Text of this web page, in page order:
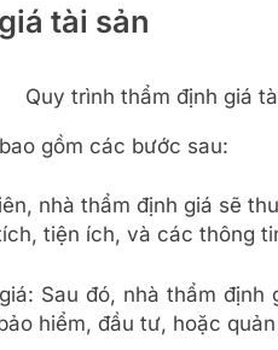
tài sản
Quy trình thẩm định giá
gồm các bước sau:
nhà thẩm định giá sẽ
tiện ích, và các thông
Sau đó, nhà thẩm
hiểm, đầu tư, hoặc